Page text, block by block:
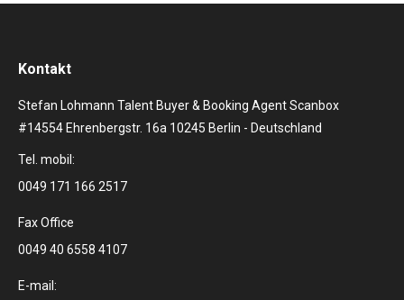
Kontakt
Stefan Lohmann Talent Buyer & Booking Agent Scanbox
#14554 Ehrenbergstr. 16a 10245 Berlin - Deutschland
Tel. mobil:
0049 171 166 2517
Fax Office
0049 40 6558 4107
E-mail: